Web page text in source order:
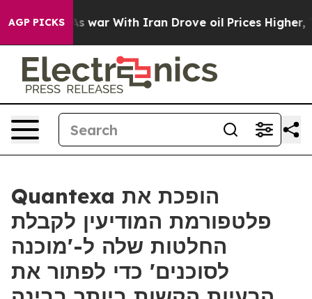
AGP PICKS
As war With Iran Drove oil Prices Higher, Trump
Quantexa הופכת את
פלטפורמת המודיעין לקבלת
החלטות שלה ל-'מוכנה
לסוכנים' כדי לפתור את